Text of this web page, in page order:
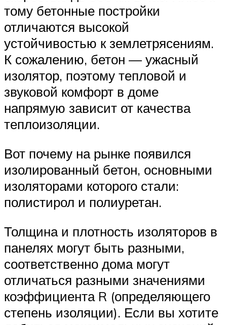
тому бетонные постройки
отличаются высокой
устойчивостью к землетрясениям.
К сожалению, бетон — ужасный
изолятор, поэтому тепловой и
звуковой комфорт в доме
напрямую зависит от качества
теплоизоляции.
Вот почему на рынке появился
изолированный бетон, основными
изоляторами которого стали:
полистирол и полиуретан.
Толщина и плотность изоляторов в
панелях могут быть разными,
соответственно дома могут
отличаться разными значениями
коэффициента R (определяющего
степень изоляции). Если вы хотите